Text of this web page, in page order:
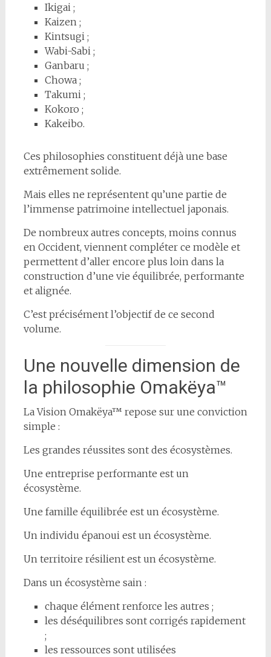
Ikigai ;
Kaizen ;
Kintsugi ;
Wabi-Sabi ;
Ganbaru ;
Chowa ;
Takumi ;
Kokoro ;
Kakeibo.
Ces philosophies constituent déjà une base
extrêmement solide.
Mais elles ne représentent qu’une partie de
l’immense patrimoine intellectuel japonais.
De nombreux autres concepts, moins connus
en Occident, viennent compléter ce modèle et
permettent d’aller encore plus loin dans la
construction d’une vie équilibrée, performante
et alignée.
C’est précisément l’objectif de ce second
volume.
Une nouvelle dimension de
la philosophie Omakëya™
La Vision Omakëya™ repose sur une conviction
simple :
Les grandes réussites sont des écosystèmes.
Une entreprise performante est un
écosystème.
Une famille équilibrée est un écosystème.
Un individu épanoui est un écosystème.
Un territoire résilient est un écosystème.
Dans un écosystème sain :
chaque élément renforce les autres ;
les déséquilibres sont corrigés rapidement
;
les ressources sont utilisées